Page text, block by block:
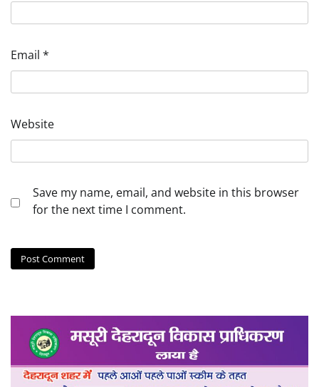
Email *
Website
Save my name, email, and website in this browser
for the next time I comment.